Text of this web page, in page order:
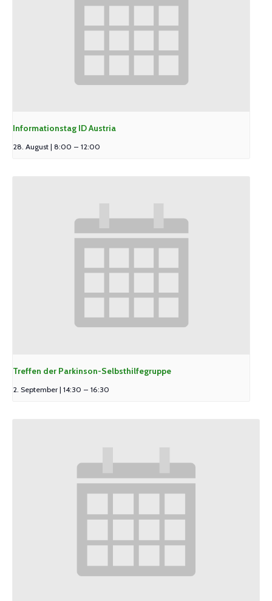
Informationstag ID Austria
28. August | 8:00 – 12:00
Treffen der Parkinson-Selbsthilfegruppe
2. September | 14:30 – 16:30